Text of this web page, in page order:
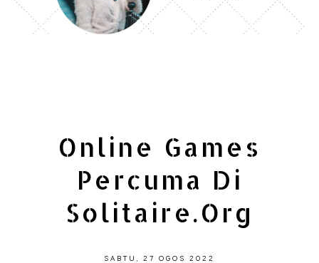
Online Games
Percuma Di
Solitaire.org
SABTU, 27 OGOS 2022